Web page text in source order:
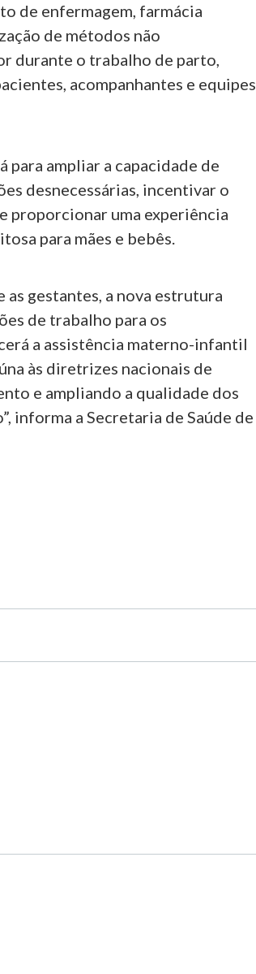
de enfermagem, farmácia
de métodos não
durante o trabalho de parto,
acompanhantes e equipes
ampliar a capacidade de
desnecessárias, incentivar o
proporcionar uma experiência
para mães e bebês.
gestantes, a nova estrutura
de trabalho para os
a assistência materno-infantil
às diretrizes nacionais de
e ampliando a qualidade dos
informa a Secretaria de Saúde de